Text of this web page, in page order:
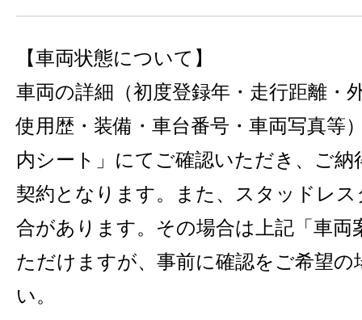
【車両状態について】
車両の詳細（初度登録年・走行距離・
使用歴・装備・車台番号・車両写真等
内シート」にてご確認いただき、ご
契約となります。また、スタッドレ
合があります。その場合は上記「車両
ただけますが、事前に確認をご希望
い。